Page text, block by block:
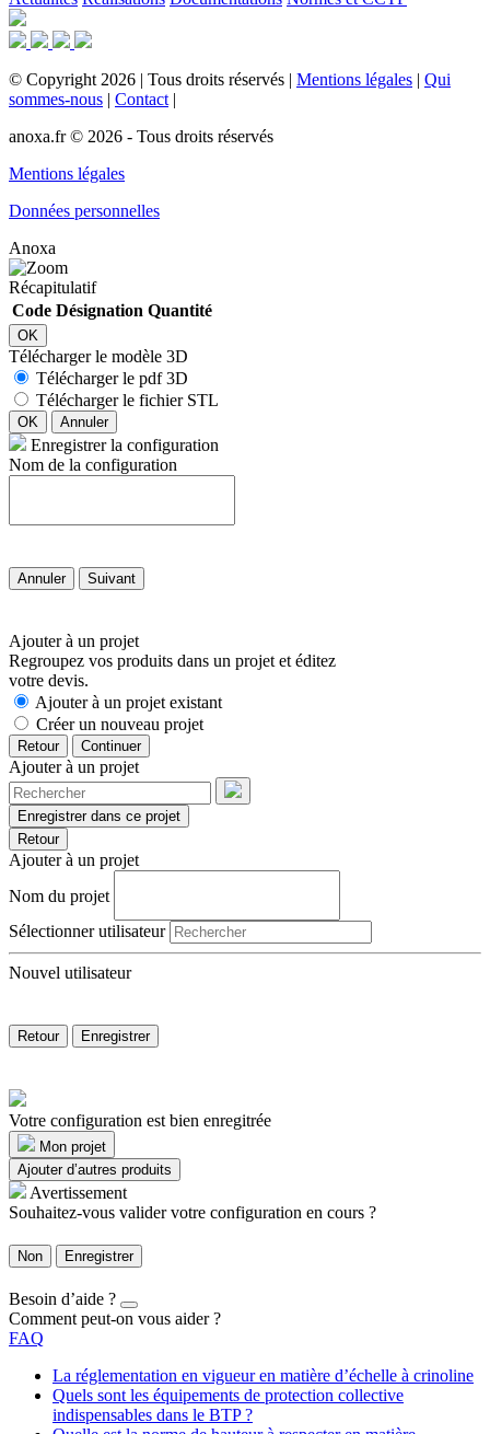
© Copyright 2026 | Tous droits réservés | Mentions légales | Qui
sommes-nous | Contact |
anoxa.fr © 2026 - Tous droits réservés
Mentions légales
Données personnelles
Anoxa
Récapitulatif
Code Désignation Quantité
OK
Télécharger le modèle 3D
Télécharger le pdf 3D
Télécharger le fichier STL
OK Annuler
Enregistrer la configuration
Nom de la configuration
Annuler Suivant
Ajouter à un projet
Regroupez vos produits dans un projet et éditez
votre devis.
Ajouter à un projet existant
Créer un nouveau projet
Retour Continuer
Ajouter à un projet
Enregistrer dans ce projet
Retour
Ajouter à un projet
Nom du projet
Sélectionner utilisateur
Nouvel utilisateur
Retour Enregistrer
Votre configuration est bien enregitrée
Mon projet
Ajouter d’autres produits
Avertissement
Souhaitez-vous valider votre configuration en cours ?
Non Enregistrer
Besoin d’aide ?
Comment peut-on vous aider ?
FAQ
La réglementation en vigueur en matière d’échelle à crinoline
Quels sont les équipements de protection collective
indispensables dans le BTP ?